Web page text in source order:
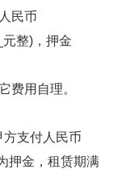
民币
整)，押金
费用自理。
方支付人民币
押金，租赁期满